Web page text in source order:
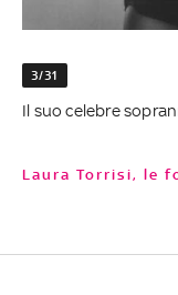
3/31
Il suo celebre
Laura Torrisi, le